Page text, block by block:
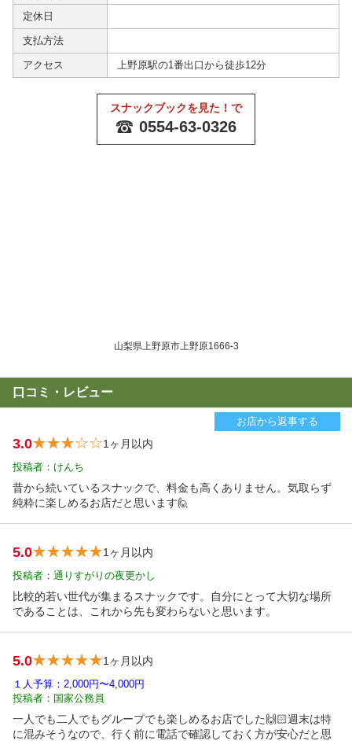
定休日
支払方法
アクセス 上野原駅の1番出口から徒歩12分
スナックブックを見た！で
0554-63-0326
山梨県上野原市上野原1666-3
口コミ・レビュー
お店から返事する
3.0 1ヶ月以内
投稿者：けんち
昔から続いているスナックで、料金も高くありません。気取らず
純粋に楽しめるお店だと思います🙋
5.0 1ヶ月以内
投稿者：通りすがりの夜更かし
比較的若い世代が集まるスナックです。自分にとって大切な場所
であることは、これから先も変わらないと思います。
5.0 1ヶ月以内
１人予算：2,000円〜4,000円
投稿者：国家公務員
一人でも二人でもグループでも楽しめるお店でした🙌🏻週末は特
に混みそうなので、行く前に電話で確認しておく方が安心だと思